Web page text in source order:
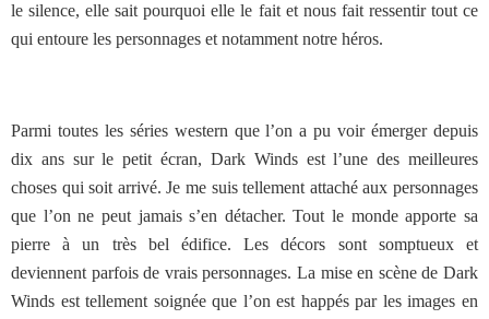
le silence, elle sait pourquoi elle le fait et nous fait ressentir tout ce
qui entoure les personnages et notamment notre héros.
Parmi toutes les séries western que l’on a pu voir émerger depuis
dix ans sur le petit écran, Dark Winds est l’une des meilleures
choses qui soit arrivé. Je me suis tellement attaché aux personnages
que l’on ne peut jamais s’en détacher. Tout le monde apporte sa
pierre à un très bel édifice. Les décors sont somptueux et
deviennent parfois de vrais personnages. La mise en scène de Dark
Winds est tellement soignée que l’on est happés par les images en